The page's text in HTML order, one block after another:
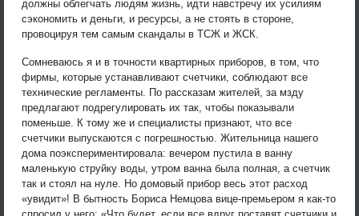
должны облегчать людям жизнь, идти навстречу их усилиям
сэкономить и деньги, и ресурсы, а не стоять в стороне,
провоцируя тем самым скандалы в ТСЖ и ЖСК.
Сомневаюсь я и в точности квартирных приборов, в том, что
фирмы, которые устанавливают счетчики, соблюдают все
технические регламенты. По рассказам жителей, за мзду
предлагают подрегулировать их так, чтобы показывали
поменьше. К тому же и специалисты признают, что все
счетчики выпускаются с погрешностью. Жительница нашего
дома поэкспериментировала: вечером пустила в ванну
маленькую струйку воды, утром ванна была полная, а счетчик
так и стоял на нуле. Но домовый прибор весь этот расход
«увидит»! В бытность Бориса Немцова вице-премьером я как-то